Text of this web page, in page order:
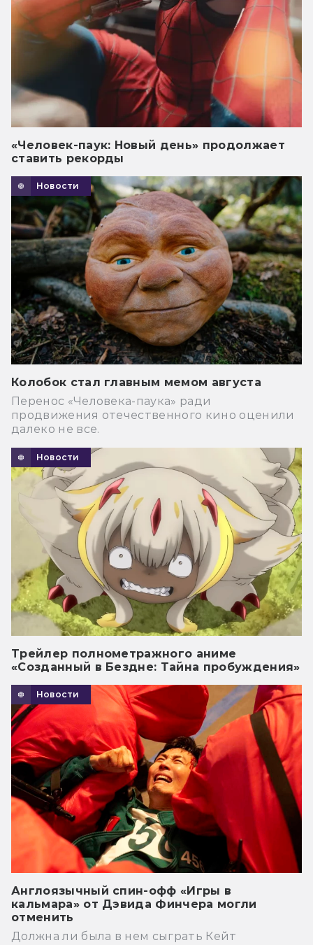
«Человек-паук: Новый день» продолжает
ставить рекорды
Новости
Колобок стал главным мемом августа
Перенос «Человека-паука» ради
продвижения отечественного кино оценили
далеко не все.
Новости
Трейлер полнометражного аниме
«Созданный в Бездне: Тайна пробуждения»
Новости
Англоязычный спин-офф «Игры в
кальмара» от Дэвида Финчера могли
отменить
Должна ли была в нем сыграть Кейт